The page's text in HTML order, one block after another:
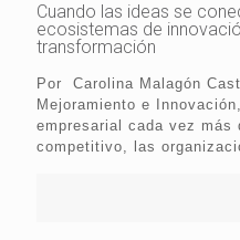
Cuando las ideas se
ecosistemas de
transformación
Por Carolina Malagón
Mejoramiento e
empresarial cada vez
competitivo, las